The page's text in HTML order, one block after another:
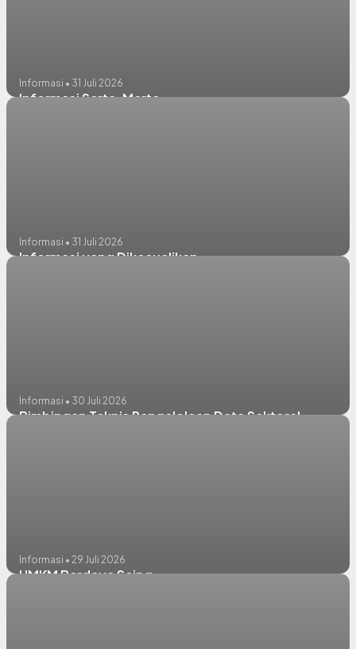
Informasi • 31 Juli 2026
Informasi Serta-Merta
Informasi • 31 Juli 2026
Informasi yang Dikecualikan
Informasi • 30 Juli 2026
Bimbingan Teknis Pengelolaan Data Sektoral
Informasi • 29 Juli 2026
UMKM Berdaya Saing